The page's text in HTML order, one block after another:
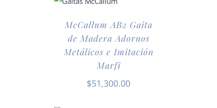
CARRITO
McCallum AB2 Gaita
de Madera Adornos
Metálicos e Imitación
Marfi
$51,300.00